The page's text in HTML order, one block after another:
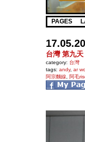
PAGES
台灣 第九
category: 台灣
tags: andy, ar
阿宗麵線
阿毛